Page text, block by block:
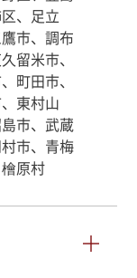
、足立
市、調布
留米市、
町田市、
東村山
市、武蔵
市、青梅
原村